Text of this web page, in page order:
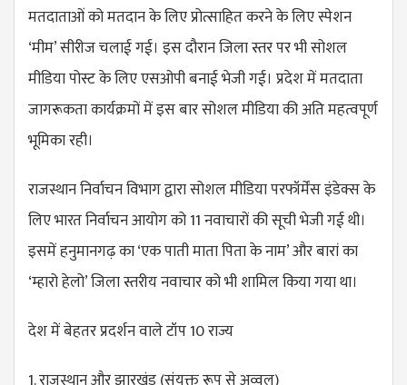
मतदाताओं को मतदान के लिए प्रोत्साहित करने के लिए स्पेशन
‘मीम’ सीरीज चलाई गई। इस दौरान जिला स्तर पर भी सोशल
मीडिया पोस्ट के लिए एसओपी बनाई भेजी गई। प्रदेश में मतदाता
जागरूकता कार्यक्रमों में इस बार सोशल मीडिया की अति महत्वपूर्ण
भूमिका रही।
राजस्थान निर्वाचन ​विभाग द्वारा सोशल मीडिया परफॉर्मेंस इंडेक्स के
लिए भारत निर्वाचन आयोग को 11 नवाचारों की सूची भेजी गई थी।
इसमें हनुमानगढ़ का ‘एक पाती माता पिता के नाम’ और बारां का
‘म्हारो हेलो’ जिला स्तरीय नवाचार को भी शामिल किया गया था।
देश में बेहतर प्रदर्शन वाले टॉप 10 राज्य